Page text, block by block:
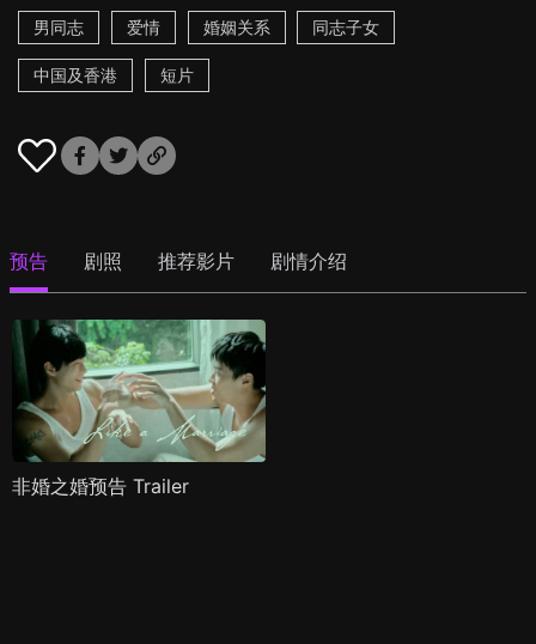
男同志
爱情 婚姻关系 同志子女
中国及香港 短片
预告 剧照 推荐影片 剧情介绍
非婚之婚预告 Trailer